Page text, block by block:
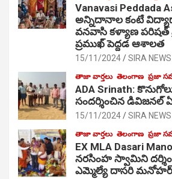
Vanavasi Peddada
అన్నిదానాల కంటే
వనవాసి కళ్యాణ
ప్రముఖ్ పెద్దడ ఆశాలత
15/11/2024 SIRA NEWS
తాజా వార్తలు తెలంగాణ ప్రజా
ADA Srinath:
సంద‌ర్శించిన డివిజనల్
15/11/2024 SIRA NEWS
తాజా వార్తలు తెలంగాణ ప్రజా
EX MLA Dasari
నరసింహ స్వామిని
ఎమ్మెల్యే దాసరి మనోహర్